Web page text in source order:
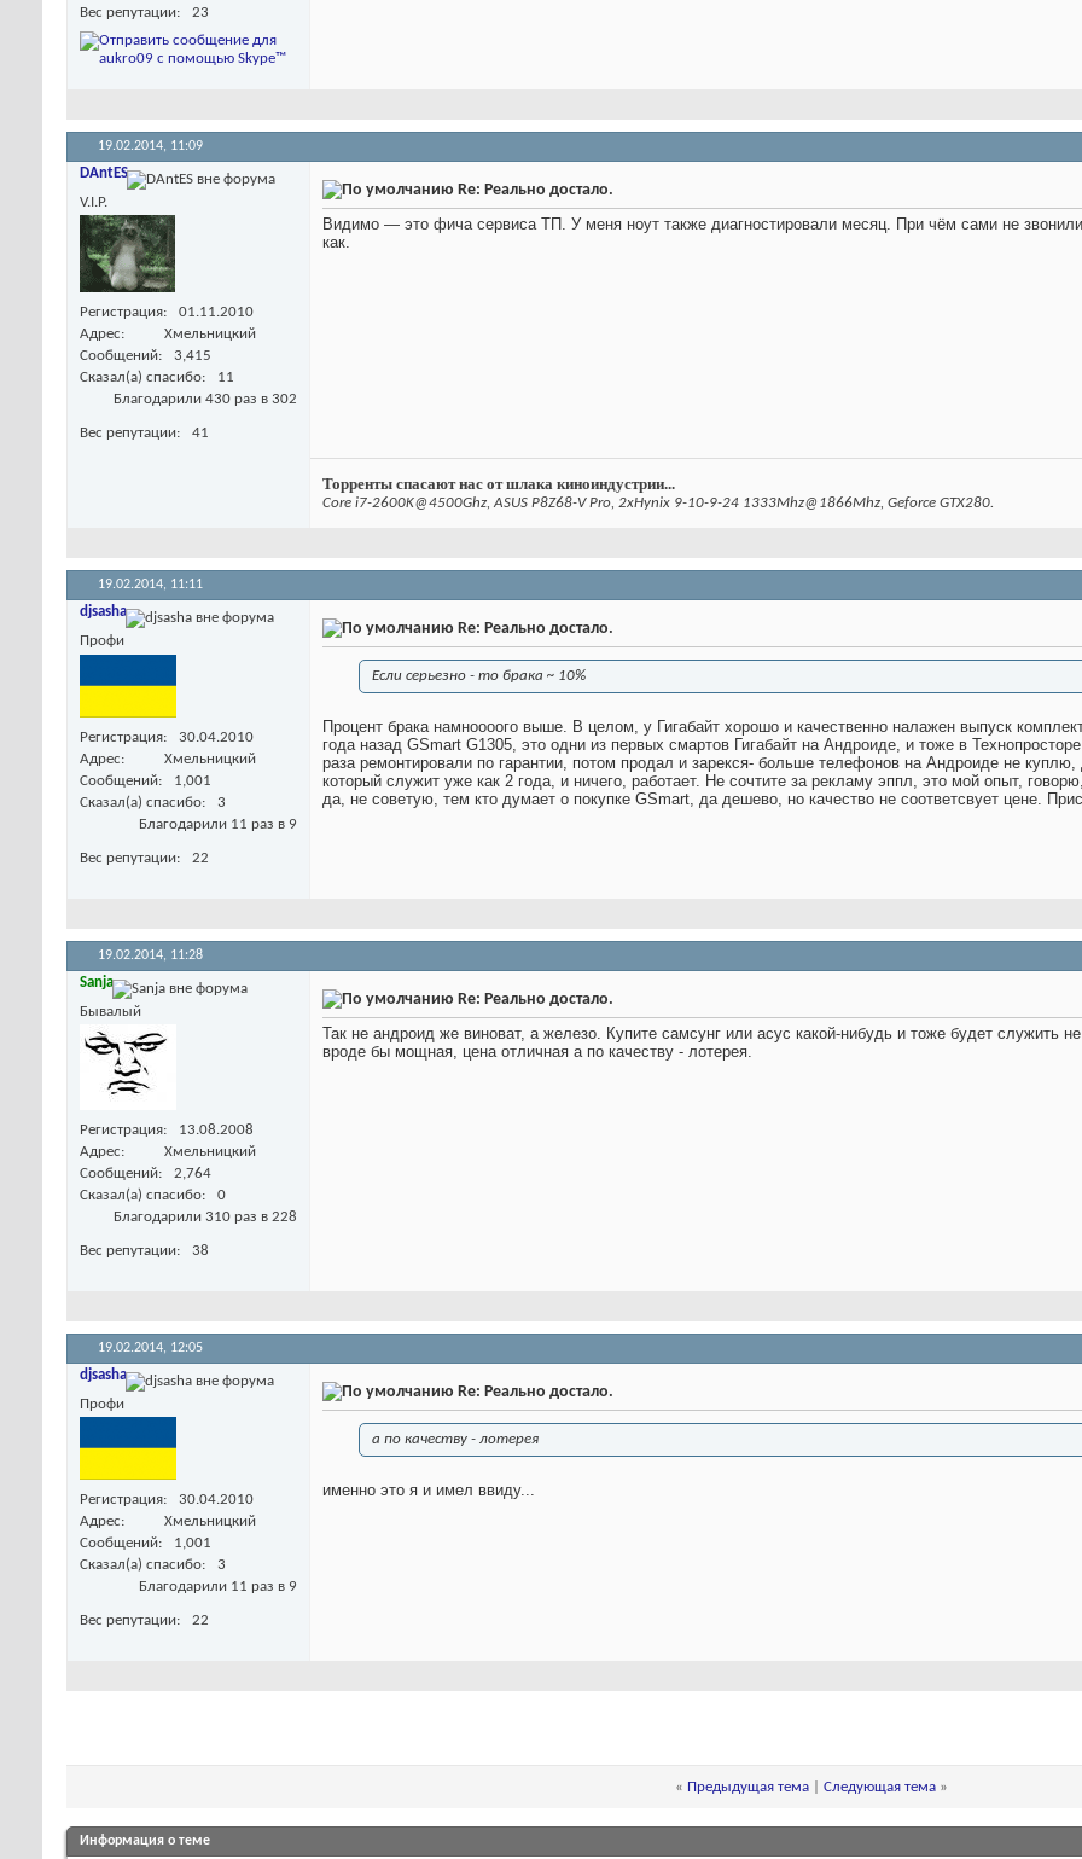
Вес репутации 23
19.02.2014, 11:09
DAntES
V.I.P.
Регистрация
01.11.2010
Адрес
Хмельницкий
Сообщений
3,415
Сказал(а) спасибо
11
Благодарили 430 раз в 302
Вес репутации 41
Re: Реально достало.
Видимо — это фича сервиса ТП. У меня ноут также диагностировали месяц. При чём сами не
как.
Торренты спасают нас от шлака киноиндустрии...
Core i7-2600K@4500Ghz, ASUS P8Z68-V Pro, 2xHynix 9-10-9-24 1333Mhz@1866Mhz, Geforce GTX280.
19.02.2014, 11:11
djsasha
Профи
Регистрация
30.04.2010
Адрес
Хмельницкий
Сообщений
1,001
Сказал(а) спасибо
3
Благодарили 11 раз в 9
Вес репутации 22
Re: Реально достало.
Если серьезно - то брака ~ 10%
Процент брака намноооого выше. В целом, у Гигабайт хорошо и качественно налажен выпуск
года назад GSmart G1305, это одни из первых смартов Гигабайт на Андроиде, и тоже в
раза ремонтировали по гарантии, потом продал и зарекся- больше телефонов на Андроиде не
который служит уже как 2 года, и ничего, работает. Не сочтите за рекламу эппл, это мой опыт,
да, не советую, тем кто думает о покупке GSmart, да дешево, но качество не соответсвует цене.
19.02.2014, 11:28
Sanja
Бывалый
Регистрация
13.08.2008
Адрес
Хмельницкий
Сообщений
2,764
Сказал(а) спасибо
0
Благодарили 310 раз в 228
Вес репутации 38
Re: Реально достало.
Так не андроид же виноват, а железо. Купите самсунг или асус какой-нибудь и тоже будет служить
вроде бы мощная, цена отличная а по качеству - лотерея.
19.02.2014, 12:05
djsasha
Профи
Регистрация
30.04.2010
Адрес
Хмельницкий
Сообщений
1,001
Сказал(а) спасибо
3
Благодарили 11 раз в 9
Вес репутации 22
Re: Реально достало.
а по качеству - лотерея
именно это я и имел ввиду...
« Предыдущая тема Следующая тема »
Информация о теме